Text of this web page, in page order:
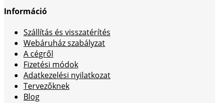
Információ
Szállítás és visszatérítés
Webáruház szabályzat
A cégről
Fizetési módok
Adatkezelési nyilatkozat
Tervezőknek
Blog